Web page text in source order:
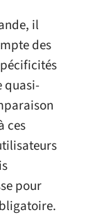
il
des
quasi-
ces
pour